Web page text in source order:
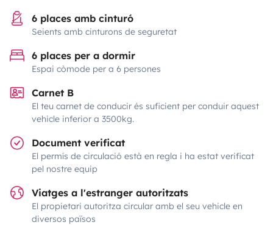
6 places amb cinturó
Seients amb cinturons de seguretat
6 places per a dormir
Espai còmode per a 6 persones
Carnet B
El teu carnet de conducir és suficient per conduir aquest
vehicle inferior a 3500kg.
Document verificat
El permís de circulació està en regla i ha estat verificat
pel nostre equip
Viatges a l'estranger autoritzats
El propietari autoritza circular amb el seu vehicle en
diversos països